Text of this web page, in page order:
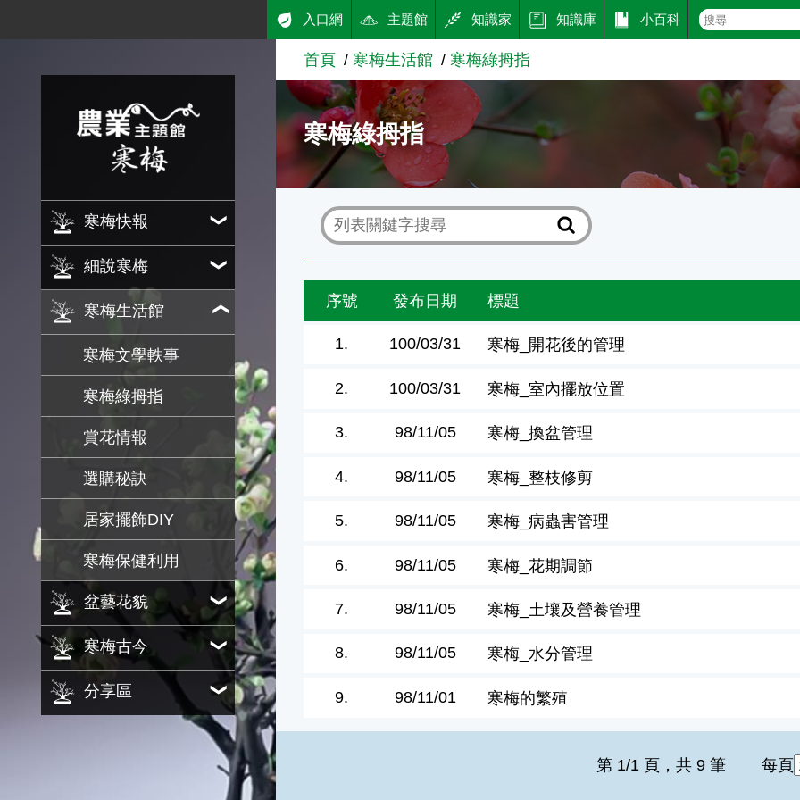
農業知識入口網
寒梅快報
細說寒梅
寒梅生活館
寒梅文學軼事
寒梅綠拇指
賞花情報
選購秘訣
居家擺飾DIY
寒梅保健利用
盆藝花貌
寒梅古今
分享區
入口網 主題館 知識家 知識庫 小百科
首頁 寒梅生活館 寒梅綠拇指
寒梅綠拇指
序號 發布日期 標題
1. 100/03/31 寒梅_開花後的管理
2. 100/03/31 寒梅_室內擺放位置
3. 98/11/05 寒梅_換盆管理
4. 98/11/05 寒梅_整枝修剪
5. 98/11/05 寒梅_病蟲害管理
6. 98/11/05 寒梅_花期調節
7. 98/11/05 寒梅_土壤及營養管理
8. 98/11/05 寒梅_水分管理
9. 98/11/01 寒梅的繁殖
第 1/1 頁，共 9 筆 每頁